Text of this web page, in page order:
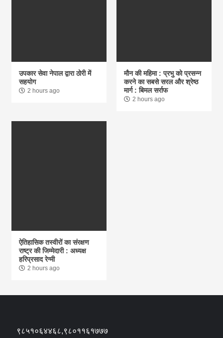
उपकार सेवा नेपाल द्वारा ठोरी में
सहयोग
2 hours ago
मौन की महिमा : प्रभु को प्रसन्न
करने का सबसे सरल और श्रेष्ठ
मार्ग : बिमल सर्राफ
2 hours ago
ऐतिहासिक तस्वीरों का संरक्षण
राष्ट्र की जिम्मेदारी : अध्यक्ष
हरिप्रसाद रेग्मी
2 hours ago
९८५१०६४४६८,९८०११६१७७७